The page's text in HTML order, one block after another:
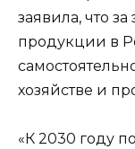
заявила, что
продукции в
хозяйстве и
«К 2030 году